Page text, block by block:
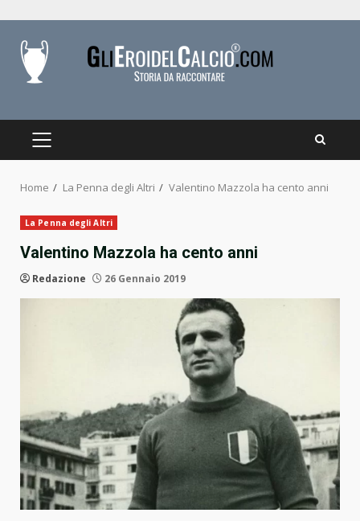
content
PRIMARY
Home La Penna degli Altri Valentino Mazzola ha cento anni
La Penna degli Altri
Valentino Mazzola ha cento anni
Redazione 26 Gennaio 2019